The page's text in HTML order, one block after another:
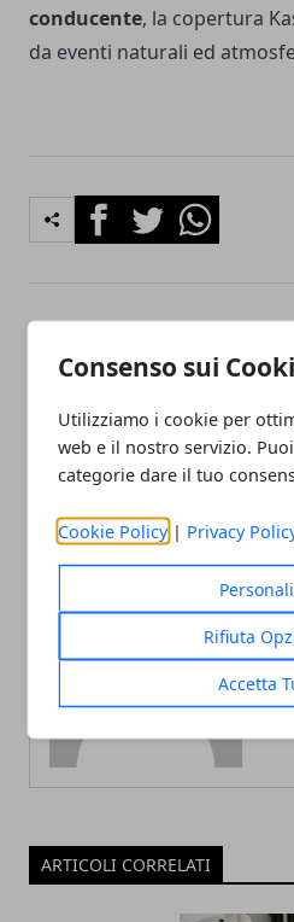
Consenso sui
Utilizziamo i cookie per
web e il nostro servizio.
categorie dare il tuo
Cookie Policy | Privacy
Rifiuta
Accetta
conducente, la copertura
da eventi naturali ed
FacebookTwitterWhatsapp
Trading online
prepara assalto ai 10 mila
dollari
portali
2010.
ARTICOLI CORRELATI